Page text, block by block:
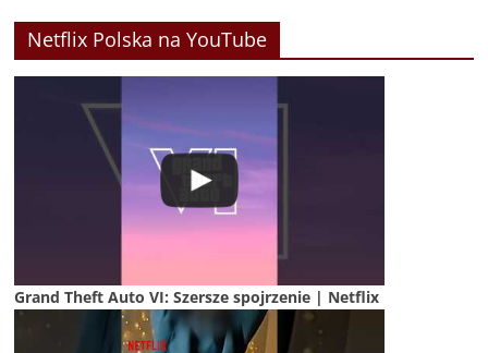
Netflix Polska na YouTube
Grand Theft Auto VI: Szersze spojrzenie | Netflix